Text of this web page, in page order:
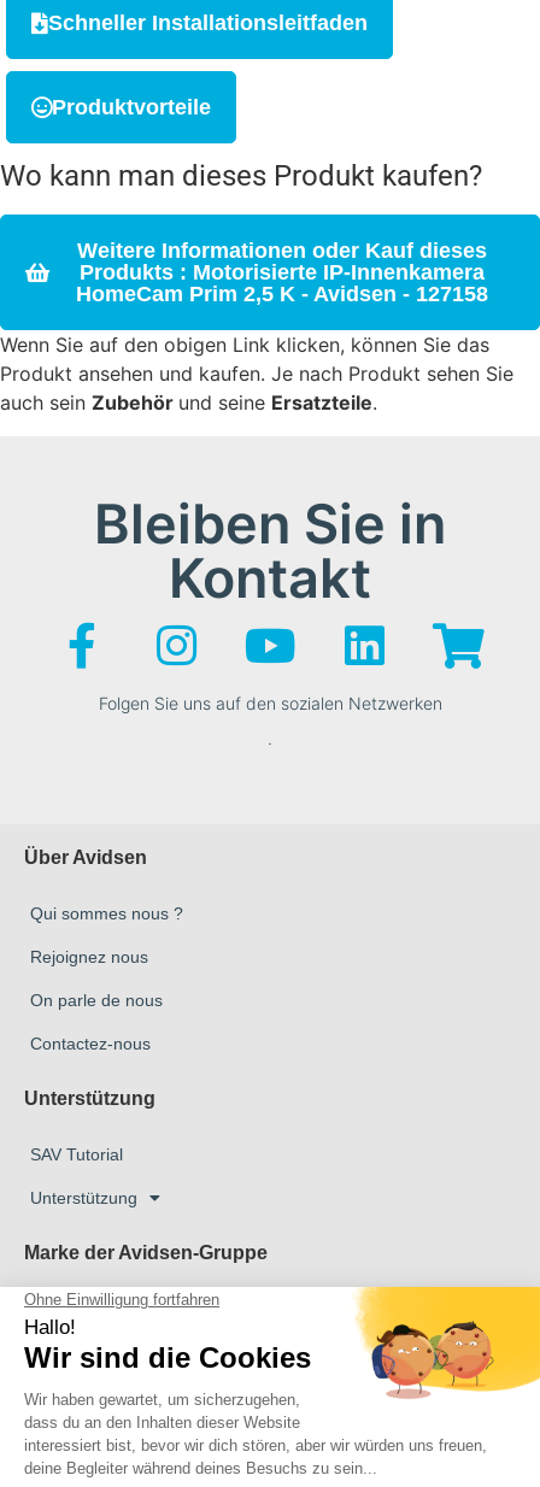
Schneller Installationsleitfaden
Produktvorteile
Wo kann man dieses Produkt kaufen?
Weitere Informationen oder Kauf dieses
Produkts : Motorisierte IP-Innenkamera
HomeCam Prim 2,5 K - Avidsen - 127158
Wenn Sie auf den obigen Link klicken, können Sie das
Produkt ansehen und kaufen. Je nach Produkt sehen Sie
auch sein Zubehör und seine Ersatzteile.
Bleiben Sie in
Kontakt
Folgen Sie uns auf den sozialen Netzwerken
.
Über Avidsen
Qui sommes nous ?
Rejoignez nous
On parle de nous
Contactez-nous
Unterstützung
SAV Tutorial
Unterstützung
Marke der Avidsen-Gruppe
Marke Avidsen
Marke Extel
Das Unternehmen Thomson
Das Unternehmen Philips